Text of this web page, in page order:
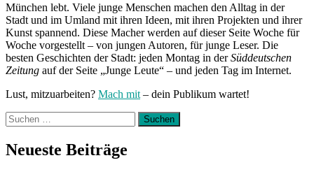
München lebt. Viele junge Menschen machen den Alltag in der
Stadt und im Umland mit ihren Ideen, mit ihren Projekten und ihrer
Kunst spannend. Diese Macher werden auf dieser Seite Woche für
Woche vorgestellt – von jungen Autoren, für junge Leser. Die
besten Geschichten der Stadt: jeden Montag in derSüddeutschen
Zeitung auf der Seite „Junge Leute“ – und jeden Tag im Internet.
Lust, mitzuarbeiten? Mach mit – dein Publikum wartet!
Suchen
nach:
Neueste Beiträge